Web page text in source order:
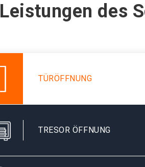
Leistungen des
TÜRÖFFNUNG
TRESOR ÖFFNUNG